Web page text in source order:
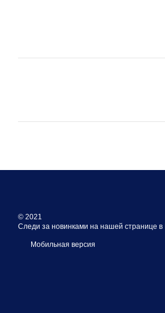
© 2021
Следи за новинками на нашей странице в
Мобильная версия